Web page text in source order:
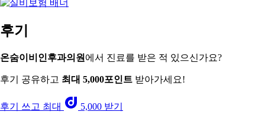
후기
온숨이비인후과의원 에서 진료를 받은 적 있으신가요?
후기 공유하고 최대 5,000포인트 받아가세요!
후기 쓰고 최대 5,000 받기